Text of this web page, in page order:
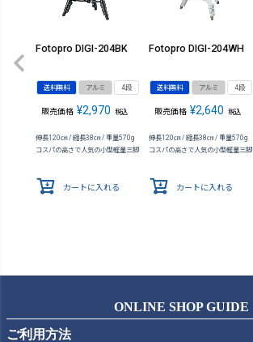
Fotopro DIGI-204BK
送料無料 アルミ 4段
販売価格 ¥2,970 税込
伸長120㎝ / 縮長38㎝ / 重量570g
コスパの高さで人気の小型軽量三脚
カートに入れる
Fotopro DIGI-204WH
送料無料 アルミ 4段
販売価格 ¥2,640 税込
伸長120㎝ / 縮長38㎝ / 重量570g
コスパの高さで人気の小型軽量三脚
カートに入れる
ONLINE SHOP GUIDE
ご利用方法